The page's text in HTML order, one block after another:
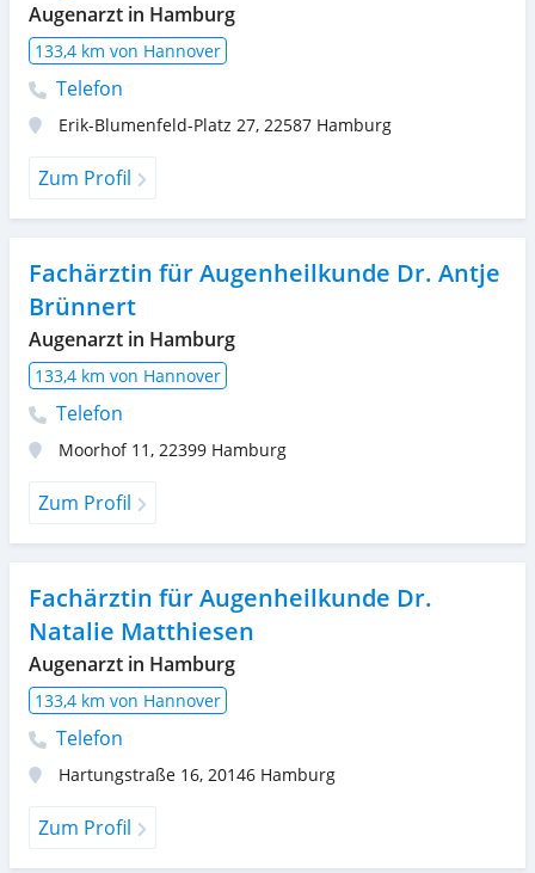
Augenarzt in Hamburg
133,4 km von Hannover
Telefon
Erik-Blumenfeld-Platz 27, 22587 Hamburg
Zum Profil
Fachärztin für Augenheilkunde Dr. Antje
Brünnert
Augenarzt in Hamburg
133,4 km von Hannover
Telefon
Moorhof 11, 22399 Hamburg
Zum Profil
Fachärztin für Augenheilkunde Dr.
Natalie Matthiesen
Augenarzt in Hamburg
133,4 km von Hannover
Telefon
Hartungstraße 16, 20146 Hamburg
Zum Profil